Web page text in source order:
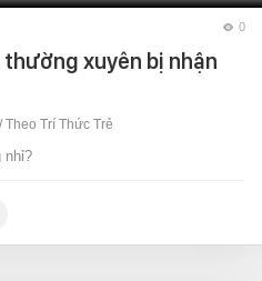
0
xuyên bị nhận
Theo Trí Thức Trẻ
nhỉ?